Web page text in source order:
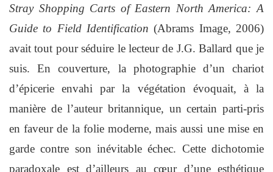
Stray Shopping Carts of Eastern North America: A
Guide to Field Identification (Abrams Image, 2006)
avait tout pour séduire le lecteur de J.G. Ballard que je
suis. En couverture, la photographie d’un chariot
d’épicerie envahi par la végétation évoquait, à la
manière de l’auteur britannique, un certain parti-pris
en faveur de la folie moderne, mais aussi une mise en
garde contre son inévitable échec. Cette dichotomie
paradoxale est d’ailleurs au cœur d’une esthétique